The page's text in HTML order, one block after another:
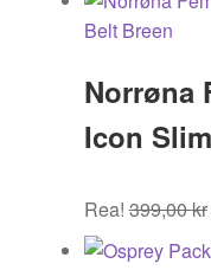
Norrøna
Icon
Rea! 399,00kr